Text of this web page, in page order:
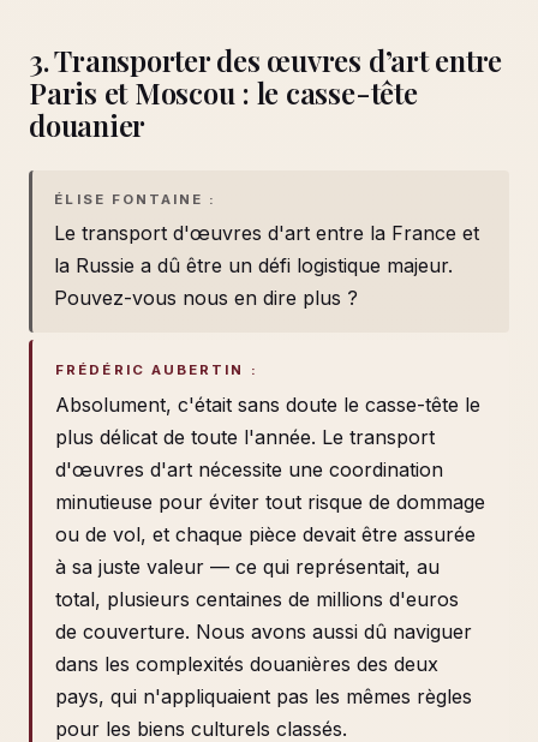
3. Transporter des œuvres d’art entre
Paris et Moscou : le casse-tête
douanier
ÉLISE FONTAINE :
Le transport d'œuvres d'art entre la France et
la Russie a dû être un défi logistique majeur.
Pouvez-vous nous en dire plus ?
FRÉDÉRIC AUBERTIN :
Absolument, c'était sans doute le casse-tête le
plus délicat de toute l'année. Le transport
d'œuvres d'art nécessite une coordination
minutieuse pour éviter tout risque de dommage
ou de vol, et chaque pièce devait être assurée
à sa juste valeur — ce qui représentait, au
total, plusieurs centaines de millions d'euros
de couverture. Nous avons aussi dû naviguer
dans les complexités douanières des deux
pays, qui n'appliquaient pas les mêmes règles
pour les biens culturels classés.